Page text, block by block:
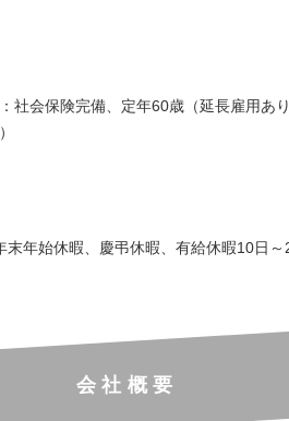
社会保険完備、定年60歳（延長雇用あ
末年始休暇、慶弔休暇、有給休暇10日
会社概要